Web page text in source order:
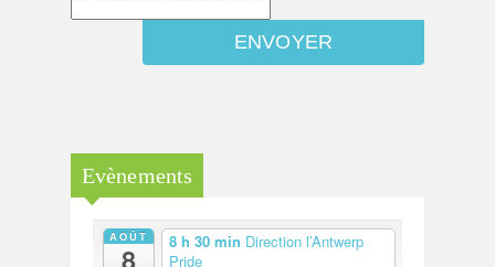
Evènements
AOÛT 8 h 30 min Direction l’Antwerp
Pride